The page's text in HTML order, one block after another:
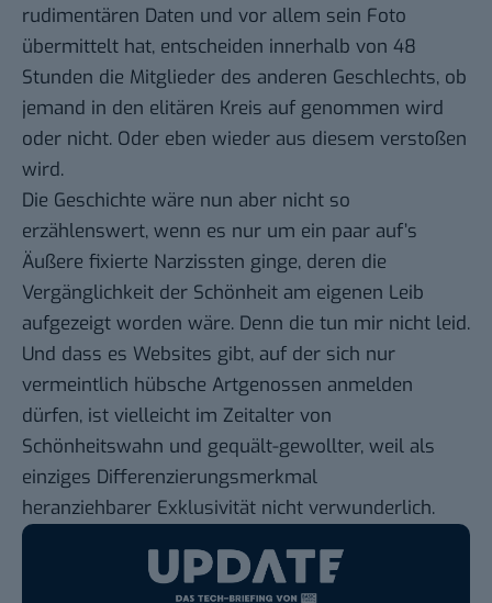
rudimentären Daten und vor allem sein Foto
übermittelt hat, entscheiden innerhalb von 48
Stunden die Mitglieder des anderen Geschlechts, ob
jemand in den elitären Kreis auf genommen wird
oder nicht. Oder eben wieder aus diesem verstoßen
wird.
Die Geschichte wäre nun aber nicht so
erzählenswert, wenn es nur um ein paar auf’s
Äußere fixierte Narzissten ginge, deren die
Vergänglichkeit der Schönheit am eigenen Leib
aufgezeigt worden wäre. Denn die tun mir nicht leid.
Und dass es Websites gibt, auf der sich nur
vermeintlich hübsche Artgenossen anmelden
dürfen, ist vielleicht im Zeitalter von
Schönheitswahn und gequält-gewollter, weil als
einziges Differenzierungsmerkmal
heranziehbarer Exklusivität nicht verwunderlich.